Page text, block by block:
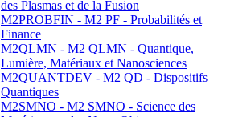
des Plasmas et de la Fusion
M2PROBFIN - M2 PF - Probabilités et
Finance
M2QLMN - M2 QLMN - Quantique,
Lumière, Matériaux et Nanosciences
M2QUANTDEV - M2 QD - Dispositifs
Quantiques
M2SMNO - M2 SMNO - Science des